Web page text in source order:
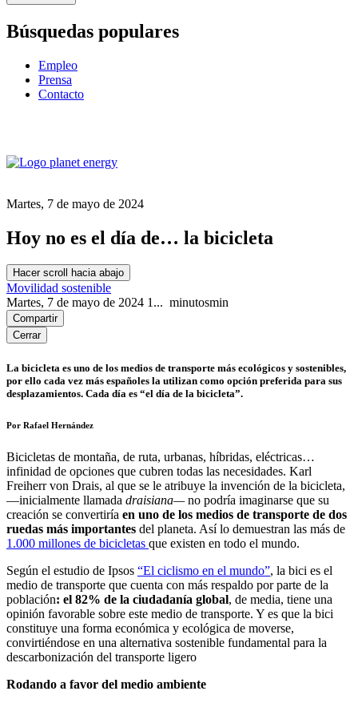
Búsquedas populares
Empleo
Prensa
Contacto
Martes, 7 de mayo de 2024
Hoy no es el día de… la bicicleta
Hacer scroll hacia abajo
Movilidad sostenible
Martes, 7 de mayo de 2024 1... minutosmin
Compartir
Cerrar
La bicicleta es uno de los medios de transporte más ecológicos y sostenibles,
por ello cada vez más españoles la utilizan como opción preferida para sus
desplazamientos. Cada día es “el día de la bicicleta”.
Por Rafael Hernández
Bicicletas de montaña, de ruta, urbanas, híbridas, eléctricas…
infinidad de opciones que cubren todas las necesidades. Karl
Freiherr von Drais, al que se le atribuye la invención de la bicicleta,
—inicialmente llamada draisiana—no podría imaginarse que su
creación se convertiría en uno de los medios de transporte de dos
ruedas más importantes del planeta. Así lo demuestran las más de
1.000 millones de bicicletas que existen en todo el mundo.
Según el estudio de Ipsos “El ciclismo en el mundo”, la bici es el
medio de transporte que cuenta con más respaldo por parte de la
población: el 82% de la ciudadanía global, de media, tiene una
opinión favorable sobre este medio de transporte. Y es que la bici
constituye una forma económica y ecológica de moverse,
convirtiéndose en una alternativa sostenible fundamental para la
descarbonización del transporte ligero
Rodando a favor del medio ambiente